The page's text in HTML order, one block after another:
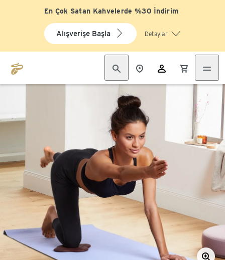
En Çok Satan Kahvelerde %30 İndirim
Alışverişe Başla Detaylar